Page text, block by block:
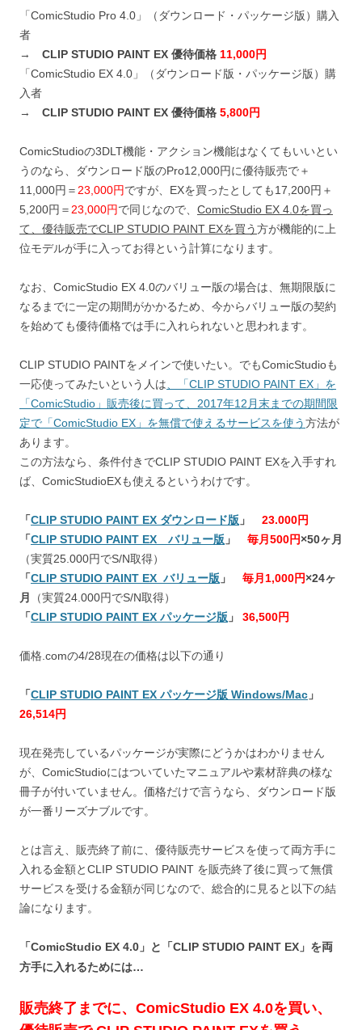
「ComicStudio Pro 4.0」（ダウンロード・パッケージ版）購入
者
→ CLIP STUDIO PAINT EX 優待価格 11,000円
「ComicStudio EX 4.0」（ダウンロード版・パッケージ版）購
入者
→ CLIP STUDIO PAINT EX 優待価格 5,800円
ComicStudioの3DLT機能・アクション機能はなくてもいいとい
うのなら、ダウンロード版のPro12,000円に優待販売で＋
11,000円＝ 23,000円ですが、EXを買ったとしても17,200円＋
5,200円＝ 23,000円で同じなので、 ComicStudio EX 4.0を買っ
て、優待販売でCLIP STUDIO PAINT EXを買う方が機能的に上
位モデルが手に入ってお得という計算になります。
なお、ComicStudio EX 4.0のバリュー版の場合は、無期限版に
なるまでに一定の期間がかかるため、今からバリュー版の契約
を始めても優待価格では手に入れられないと思われます。
CLIP STUDIO PAINTをメインで使いたい。でもComicStudioも
一応使ってみたいという人は 、「CLIP STUDIO PAINT EX」を
「ComicStudio」販売後に買って、2017年12月末までの期間限
定で「ComicStudio EX」を無償で使えるサービスを使う方法が
あります。
この方法なら、条件付きでCLIP STUDIO PAINT EXを入手すれ
ば、ComicStudioEXも使えるというわけです。
「CLIP STUDIO PAINT EX ダウンロード版 」 23.000円
「CLIP STUDIO PAINT EX バリュー版 」 毎月500円×50ヶ月
（実質25.000円でS/N取得）
「CLIP STUDIO PAINT EX バリュー版 」 毎月1,000円×24ヶ
月
（実質24.000円でS/N取得）
「CLIP STUDIO PAINT EX パッケージ版 」 36,500円
価格.comの4/28現在の価格は以下の通り
「CLIP STUDIO PAINT EX パッケージ版 Windows/Mac 」
26,514円
現在発売しているパッケージが実際にどうかはわかりません
が、ComicStudioにはついていたマニュアルや素材辞典の様な
冊子が付いていません。価格だけで言うなら、ダウンロード版
が一番リーズナブルです。
とは言え、販売終了前に、優待販売サービスを使って両方手に
入れる金額とCLIP STUDIO PAINT を販売終了後に買って無償
サービスを受ける金額が同じなので、総合的に見ると以下の結
論になります。
「ComicStudio EX 4.0」と「CLIP STUDIO PAINT EX」を両
方手に入れるためには…
販売終了までに、ComicStudio EX 4.0を買い、